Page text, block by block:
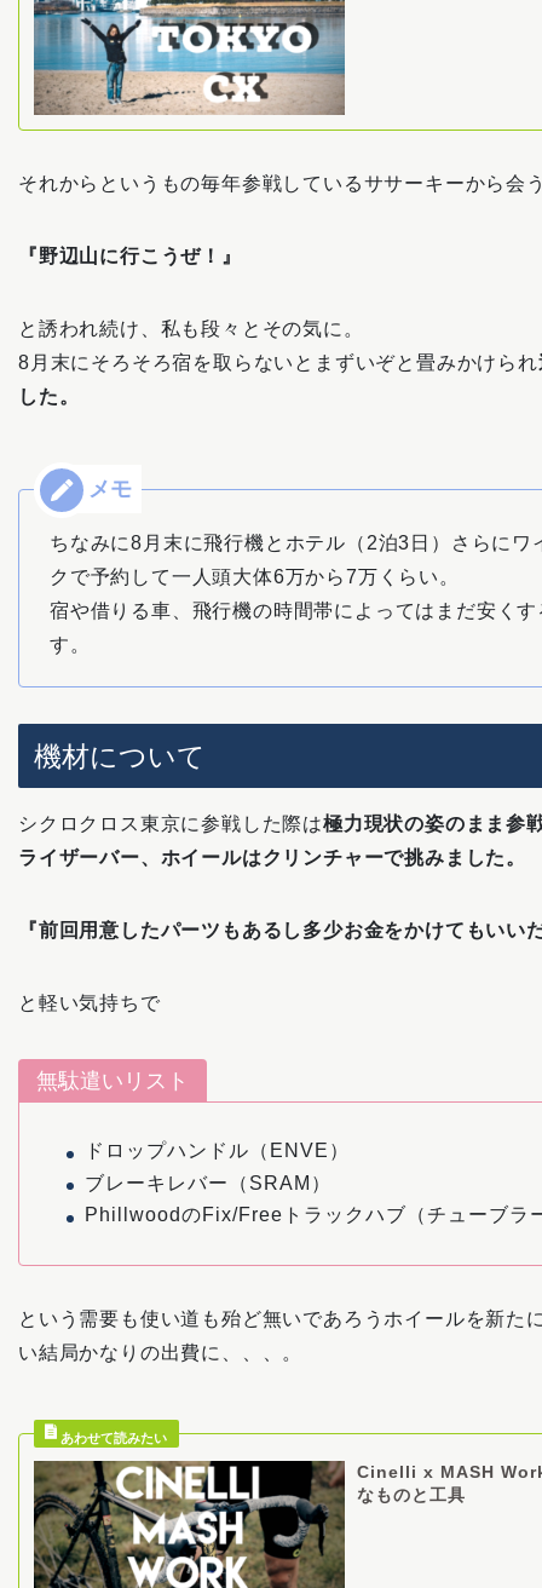
それからというもの毎年参戦しているササーキーから会
『野辺山に行こうぜ！』
と誘われ続け、私も段々とその気に。
8月末にそろそろ宿を取らないとまずいぞと畳みかけられ
した。
ちなみに8月末に飛行機とホテル（2泊3日）さらにワ
クで予約して一人頭大体6万から7万くらい。
宿や借りる車、飛行機の時間帯によってはまだ安く
す。
機材について
シクロクロス東京に参戦した際は極力現状の姿のまま参
ライザーバー、ホイールはクリンチャーで挑みました。
『前回用意したパーツもあるし多少お金をかけてもいい
と軽い気持ちで
無駄遣いリスト
ドロップハンドル（ENVE）
ブレーキレバー（SRAM）
PhillwoodのFix/Freeトラックハブ（チューブラ
という需要も使い道も殆ど無いであろうホイールを新た
い結局かなりの出費に、、、。
Cinelli x MASH
なものと工具